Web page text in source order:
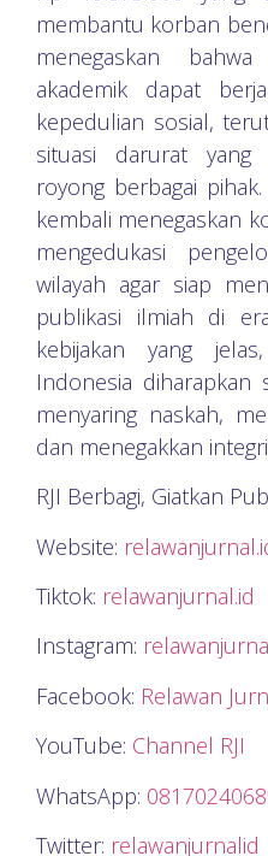
membantu korban
menegaskan
akademik dapat
kepedulian sosial,
situasi darurat yang
royong berbagai
kembali menegaskan
mengedukasi
wilayah agar siap
publikasi ilmiah di
kebijakan yang
Indonesia diharapkan
menyaring naskah,
dan menegakkan
RJI Berbagi, Giatkan
Website:
Tiktok: relawanjurnal.id
Instagram:
Facebook: Relawan
YouTube: Channel RJI
WhatsApp:
Twitter: relawanjurnalid